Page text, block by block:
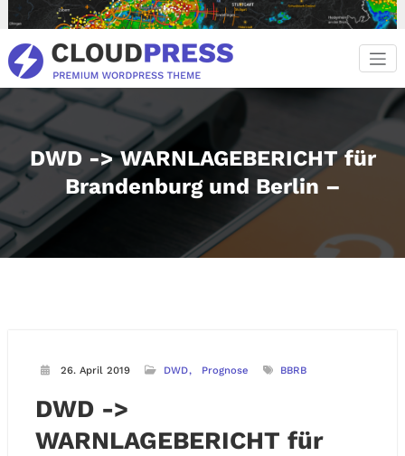
Inhalt
springen
DWD -> WARNLAGEBERICHT für
Brandenburg und Berlin –
26. April 2019 DWD Prognose BBRB
DWD ->
WARNLAGEBERICHT für